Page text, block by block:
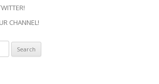
CHANNEL!